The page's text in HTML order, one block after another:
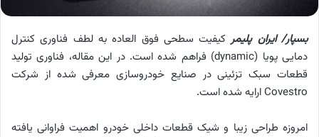
بسپار/ ایران پلیمرکیفیت سطحی فوق ­العاده به لطف فناوری کنترل
دمایی پویا (dynamic) فراهم شده است. در این مقاله، فناوری تولید
قطعات سبک تزئینی در صنایع خودروسازی معرفی شده از شرکت
Covestroارایه شده است.
امروزه طراحی زیبا و شیک قطعات داخلی خودرو اهمیت فراوانی یافته